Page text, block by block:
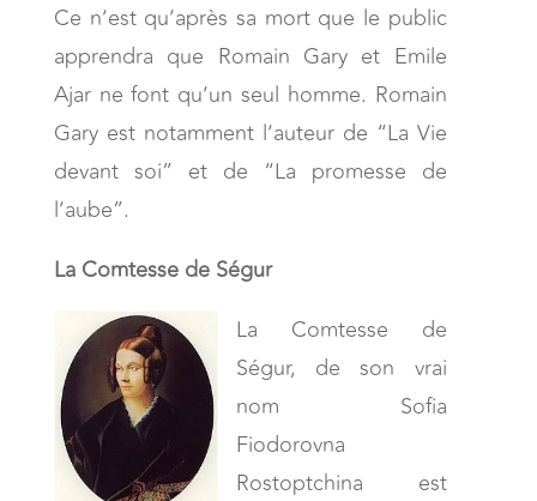
Ce n’est qu’après sa mort que le public
apprendra que Romain Gary et Emile
Ajar ne font qu’un seul homme. Romain
Gary est notamment l’auteur de “La Vie
devant soi” et de “La promesse de
l’aube”.
La Comtesse de Ségur
La Comtesse de
Ségur, de son vrai
nom Sofia
Fiodorovna
Rostoptchina est